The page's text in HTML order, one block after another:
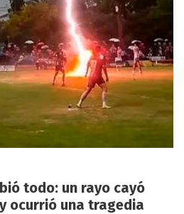
todo: un rayo cayó
ocurrió una tragedia